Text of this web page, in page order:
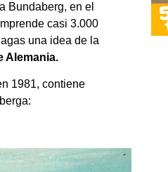
Bundaberg, en el
casi 3.000
una idea de la
Alemania.
1981, contiene